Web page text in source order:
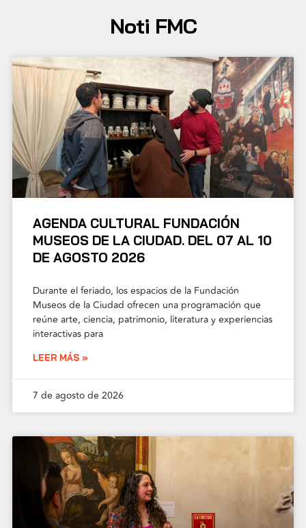
Noti FMC
AGENDA CULTURAL FUNDACIÓN
MUSEOS DE LA CIUDAD. DEL 07 AL 10
DE AGOSTO 2026
Durante el feriado, los espacios de la Fundación
Museos de la Ciudad ofrecen una programación que
reúne arte, ciencia, patrimonio, literatura y experiencias
interactivas para
LEER MÁS »
7 de agosto de 2026